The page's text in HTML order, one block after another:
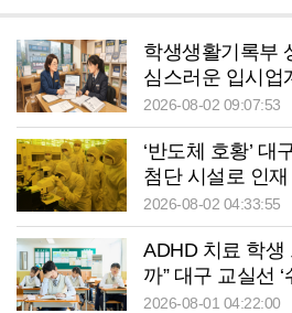
학생생활기록부
심스러운 입시업
2026-08-02 09:07:53
‘반도체 호황’ 대
첨단 시설로 인
2026-08-02 04:33:55
ADHD 치료 학
까” 대구 교실선 ‘
2026-08-01 04:22:00